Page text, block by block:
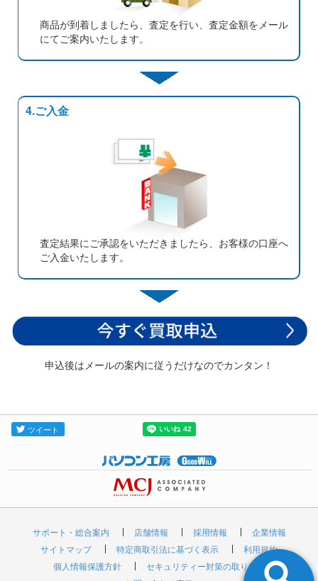
商品が到着しましたら、査定を行い、査定金額をメール
にてご案内いたします。
4.ご入金
査定結果にご承認をいただきましたら、お客様の口座へ
ご入金いたします。
申込後はメールの案内に従うだけなのでカンタン！
サポート・総合案内 店舗情報 採用情報
企業情報
サイトマップ
特定商取引法に基づく表示
利用規約
個人情報保護方針
セキュリティー対策の取り組み